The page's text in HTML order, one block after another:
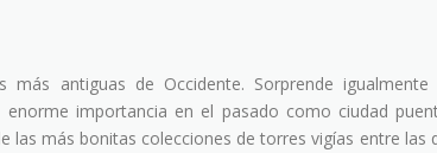
más antiguas de Occidente. Sorprende
importancia en el pasado como ciudad
las más bonitas colecciones de torres vigías entre las